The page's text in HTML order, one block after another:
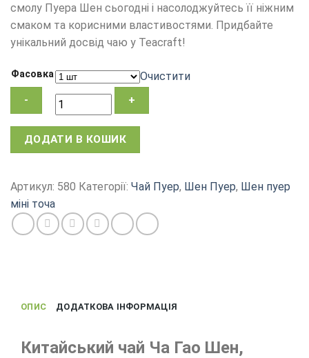
смолу Пуера Шен сьогодні і насолоджуйтесь її ніжним
смаком та корисними властивостями. Придбайте
унікальний досвід чаю у Teacraft!
Фасовка Очистити
Смола
Ча
Гао
Менхай
ДОДАТИ В КОШИК
Артикул: 580 Категорії: Чай Пуер, Шен Пуер, Шен пуер
міні точа
ОПИС ДОДАТКОВА ІНФОРМАЦІЯ
Китайський чай Ча Гао Шен,